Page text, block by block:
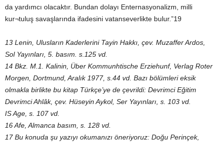
da yardımcı olacaktır. Bundan dolayı Enternasyonalizm, milli
kur¬tuluş savaşlarında ifadesini vatanseverlikte bulur.”19
13 Lenin, Ulusların Kaderlerini Tayin Hakkı, çev. Muzaffer Ardos,
Sol Yayınları, 5. basım. s.125 vd.
14 Bkz. M.1. Kalinin, Über Kommunhtische Erziehunf, Verlag Roter
Morgen, Dortmund, Aralık 1977, s.44 vd. Bazı bölümleri eksik
olmakla birlikte bu kitap Türkçe’ye de çevrildi: Devrimci Eğitim
Devrimci Ahlâk, çev. Hüseyin Aykol, Ser Yayınları, s. 103 vd.
IS Age, s. 107 vd.
16 Afe, Almanca basım, s. 128 vd.
17 Bu konuda şu yazıyı okumanızı öneriyoruz: Doğu Perinçek,